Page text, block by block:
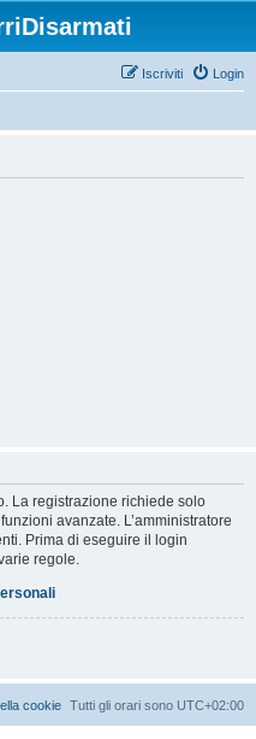
Login
Iscriviti
La registrazione richiede solo
avanzate. L’amministratore
Prima di eseguire il login
regole.
Tutti gli orari sono UTC+02:00
cookie